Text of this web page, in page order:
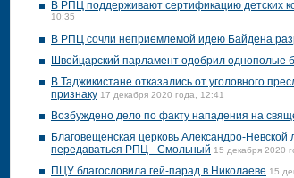
В РПЦ поддерживают сертификацию детских
10:35
В РПЦ сочли неприемлемой идею Байдена
Швейцарский парламент одобрил однополые
В Таджикистане отказались от уголовного
признаку 17 декабря 2020 года, 12:41
Возбуждено дело по факту нападения на
Благовещенская церковь Александро-
передаваться РПЦ - Смольный 15 декабря 2020
ПЦУ благословила гей-парад в Николаеве 15